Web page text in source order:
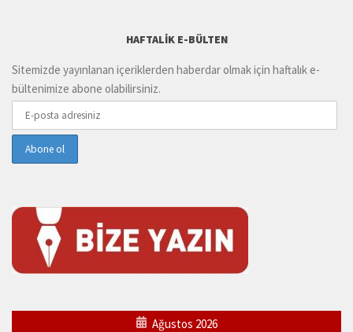
HAFTALIK E-BÜLTEN
Sitemizde yayınlanan içeriklerden haberdar olmak için haftalık e-
bültenimize abone olabilirsiniz.
Ağustos 2026